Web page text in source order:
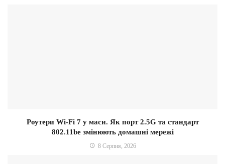
Роутери Wi-Fi 7 у маси. Як порт 2.5G та стандарт
802.11be змінюють домашні мережі
8 Серпня, 2026